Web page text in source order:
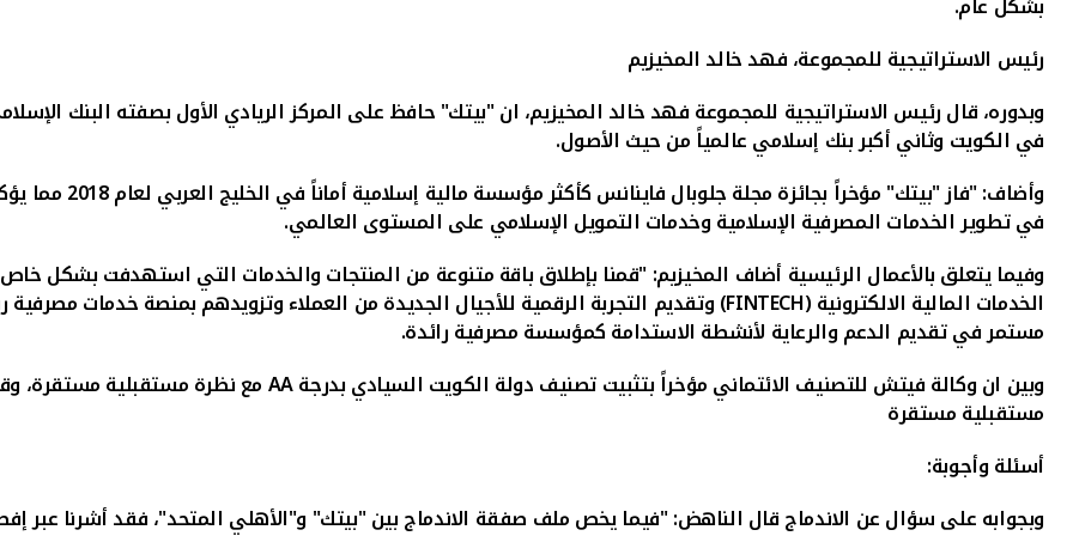
رئيس الاستراتيجية للمجموعة، فهد خالد المخيزيم
وبدوره، قال رئيس الاستراتيجية للمجموعة فهد خالد المخيزيم، ان "بيتك" حافظ على المركز الريادي الأول بصفته البنك
في الكويت وثاني أكبر بنك إسلامي عالمياً من حيث الأصول.
وأضاف: "فاز
في تطوير الخدمات المصرفية الإسلامية وخدمات التمويل الإسلامي على المستوى العالمي.
وفيما يتعلق بالأعمال الرئيسية أضاف المخيزيم: "قمنا بإطلاق باقة متنوعة من المنتجات والخدمات التي استهدفت بشكل
الخدمات المالية الالكترونية(FINTECH) وتقديم التجربة الرقمية للأجيال الجديدة من العملاء وتزويدهم بمنصة خدمات
مستمر في تقديم الدعم والرعاية لأنشطة الاستدامة كمؤسسة مصرفية رائدة.
وبين ان وكالة فيتش للتصنيف الائتماني مؤخراً بتثبيت تصنيف دولة الكويت السيادي بدرجةAAمع نظرة مستقبلية مستقرة،
مستقبلية مستقرة
أسئلة وأجوبة:
وبجوابه على سؤال عن الاندماج قال الناهض: "فيما يخص ملف صفقة الاندماج بين "بيتك" و"الأهلي المتحد"، فقد أشرنا عبر